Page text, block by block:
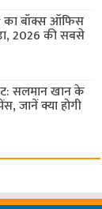
का बॉक्स ऑफिस
2026 की सबसे
सलमान खान के
जानें क्या होगी